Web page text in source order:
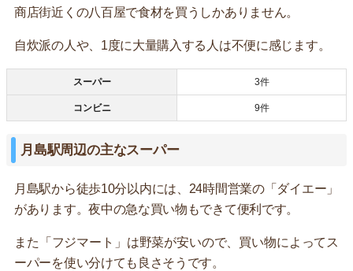
商店街近くの八百屋で食材を買うしかありません。
自炊派の人や、1度に大量購入する人は不便に感じます。
スーパー 3件
コンビニ 9件
月島駅周辺の主なスーパー
月島駅から徒歩10分以内には、24時間営業の「ダイエー」
があります。夜中の急な買い物もできて便利です。
また「フジマート」は野菜が安いので、買い物によってス
ーパーを使い分けても良さそうです。